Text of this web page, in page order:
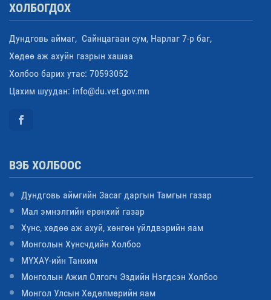
ХОЛБОГДОХ
Дундговь аймаг, Сайнцагаан сум, Нарлаг 7-р баг,
Хөдөө аж ахуйн газрын хашаа
Холбоо барих утас: 70593052
Цахим шуудан: info@du.vet.gov.mn
ВЭБ ХОЛБООС
Дундговь аймгийн Засаг даргын Тамгын газар
Мал эмнэлгийн ерөнхий газар
Хүнс, хөдөө аж ахуй, хөнгөн үйлдвэрийн яам
Монголын Хүнсчдийн Холбоо
МҮХАҮ-ийн Танхим
Монголын Ажил Олгогч Эздийн Нэгдсэн Холбоо
Монгол Улсын Хөдөлмөрийн яам